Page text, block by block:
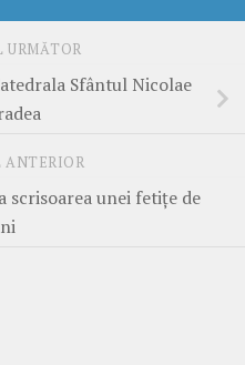
URMĂTOR
Sfântul Nicolae
ANTERIOR
scrisoarea unei fetiţe de